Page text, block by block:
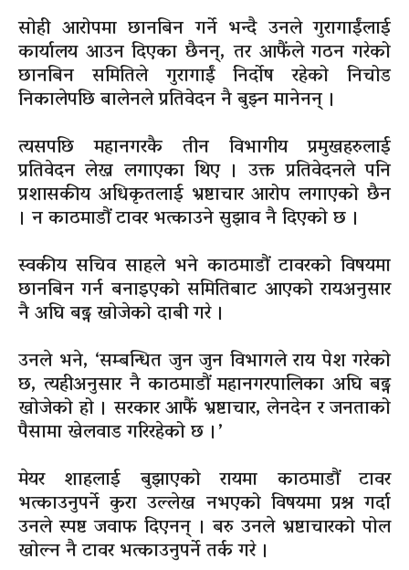
सोही आरोपमा छानबिन गर्ने भन्दै उनले गुरागाईंलाई
कार्यालय आउन दिएका छैनन्, तर आफैंले गठन गरेको
छानबिन समितिले गुरागाईं निर्दोष रहेको निचोड
निकालेपछि बालेनले प्रतिवेदन नै बुझ्न मानेनन् ।
त्यसपछि महानगरकै तीन विभागीय प्रमुखहरुलाई
प्रतिवेदन लेख्न लगाएका थिए । उक्त प्रतिवेदनले पनि
प्रशासकीय अधिकृतलाई भ्रष्टाचार आरोप लगाएको छैन
। न काठमाडौं टावर भत्काउने सुझाव नै दिएको छ ।
स्वकीय सचिव साहले भने काठमाडौं टावरको विषयमा
छानबिन गर्न बनाइएको समितिबाट आएको रायअनुसार
नै अघि बढ्न खोजेको दाबी गरे ।
उनले भने, ‘सम्बन्धित जुन जुन विभागले राय पेश गरेको
छ, त्यहीअनुसार नै काठमाडौं महानगरपालिका अघि बढ्न
खोजेको हो । सरकार आफैं भ्रष्टाचार, लेनदेन र जनताको
पैसामा खेलवाड गरिरहेको छ ।’
मेयर शाहलाई बुझाएको रायमा काठमाडौं टावर
भत्काउनुपर्ने कुरा उल्लेख नभएको विषयमा प्रश्न गर्दा
उनले स्पष्ट जवाफ दिएनन् । बरु उनले भ्रष्टाचारको पोल
खोल्न नै टावर भत्काउनुपर्ने तर्क गरे ।